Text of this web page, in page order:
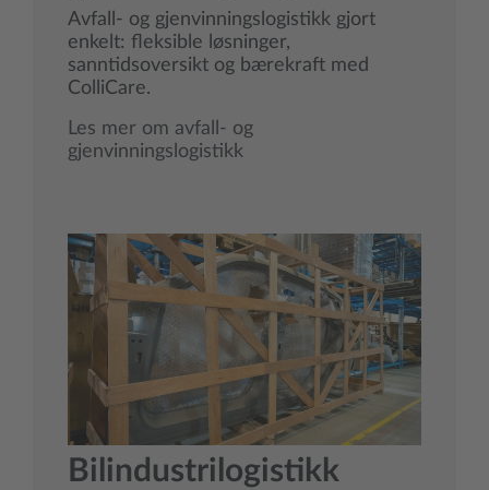
Avfall- og gjenvinningslogistikk gjort
enkelt: fleksible løsninger,
sanntidsoversikt og bærekraft med
ColliCare.
Les mer om avfall- og
gjenvinningslogistikk
Bilindustrilogistikk